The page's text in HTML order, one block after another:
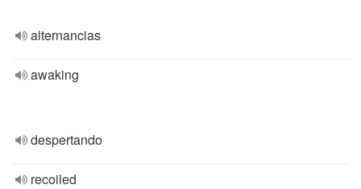
alternancias
awaking
despertando
recoiled